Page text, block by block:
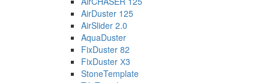
AirDuster 125
AirSlider 2.0
AquaDuster
FixDuster 82
FixDuster Х3
StoneTemplate